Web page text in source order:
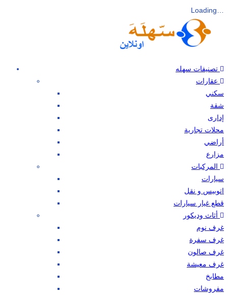
Loading…
سكني
شقة
إدارى
محلات تجارية
أراضي
مزارع
سيارات
اتوبيس و نقل
قطع غيار سيارات
غرف نوم
غرف سفرة
غرف صالون
غرف معيشة
مطابخ
مفروشات